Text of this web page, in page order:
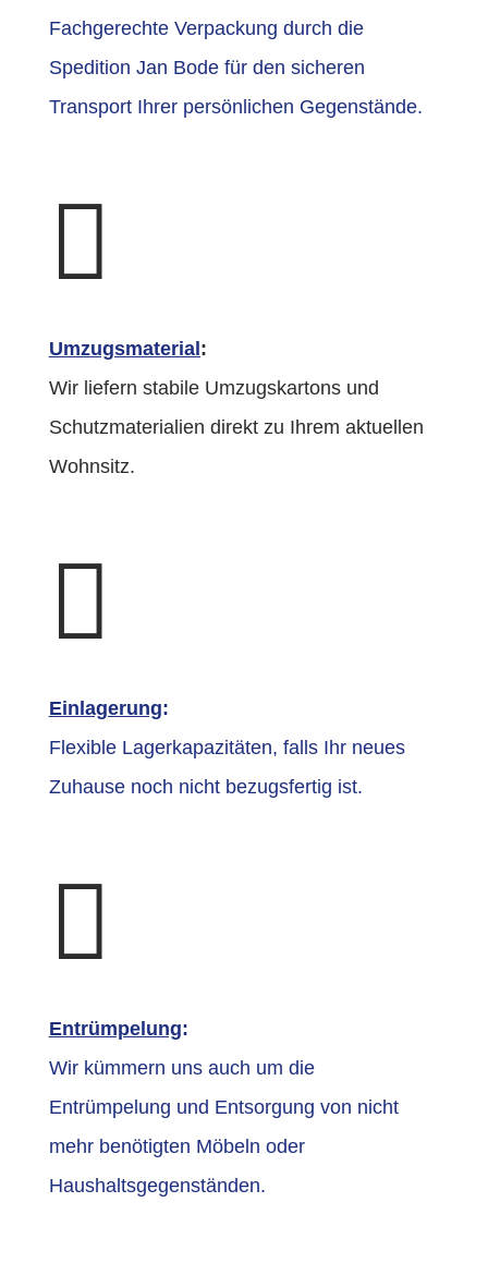
Fachgerechte Verpackung durch die
Spedition Jan Bode für den sicheren
Transport Ihrer persönlichen Gegenstände.

Umzugsmaterial :
Wir liefern stabile Umzugskartons und
Schutzmaterialien direkt zu Ihrem aktuellen
Wohnsitz.

Einlagerung:
Flexible Lagerkapazitäten, falls Ihr neues
Zuhause noch nicht bezugsfertig ist.

Entrümpelung:
Wir kümmern uns auch um die
Entrümpelung und Entsorgung von nicht
mehr benötigten Möbeln oder
Haushaltsgegenständen.